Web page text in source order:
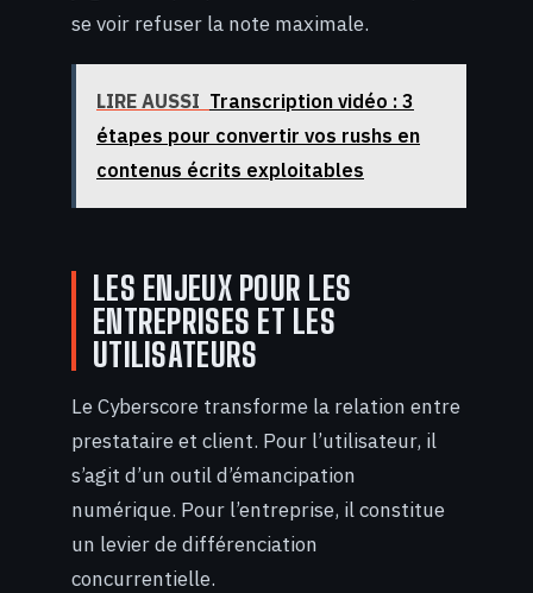
se voir refuser la note maximale.
LIRE AUSSI Transcription vidéo : 3
étapes pour convertir vos rushs en
contenus écrits exploitables
LES ENJEUX POUR LES
ENTREPRISES ET LES
UTILISATEURS
Le Cyberscore transforme la relation entre
prestataire et client. Pour l’utilisateur, il
s’agit d’un outil d’émancipation
numérique. Pour l’entreprise, il constitue
un levier de différenciation
concurrentielle.